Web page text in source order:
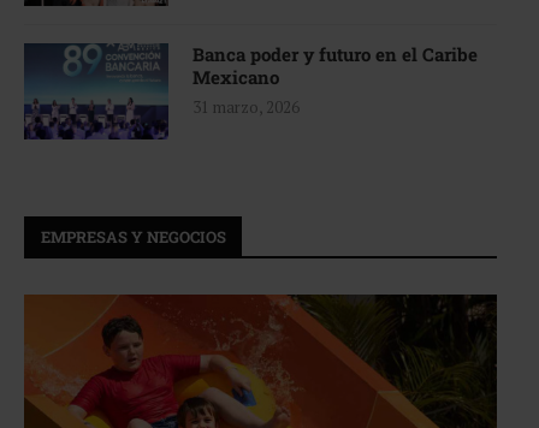
Banca poder y futuro en el Caribe
Mexicano
31 marzo, 2026
EMPRESAS Y NEGOCIOS